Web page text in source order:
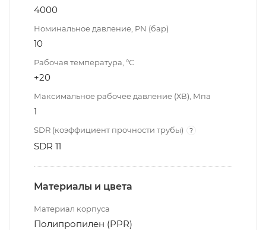
4000
Номинальное давление, PN (бар)
10
Рабочая температура, °С
+20
Максимальное рабочее давление (ХВ), Мпа
1
SDR (коэффициент прочности трубы) ?
SDR 11
Материалы и цвета
Материал корпуса
Полипропилен (PPR)